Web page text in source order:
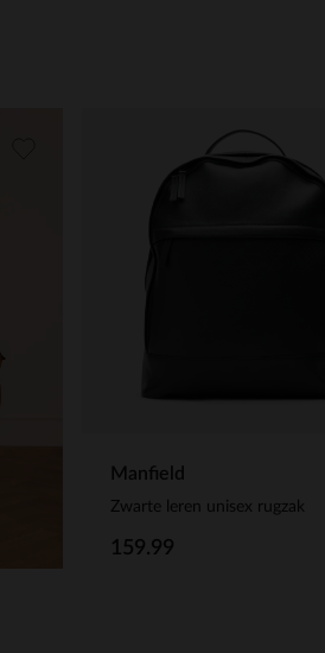
Manfield
Zwarte leren unisex rugzak
159.99